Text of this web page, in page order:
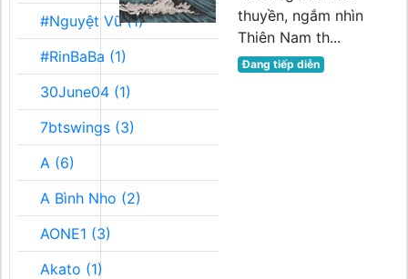
#Nguyệt Vũ (1)
#RinBaBa (1)
30June04 (1)
7btswings (3)
A (6)
A Bình Nho (2)
AONE1 (3)
Akato (1)
thuyền, ngắm nhìn
Thiên Nam th...
Đang tiếp diễn